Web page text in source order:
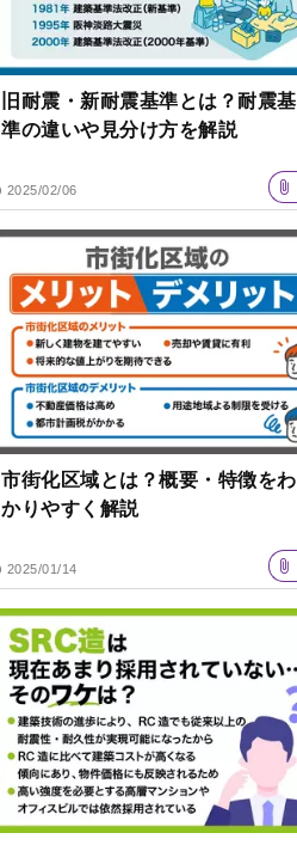
旧耐震・新耐震基準とは？耐震基
準の違いや見分け方を解説
2025/02/06
市街化区域とは？概要・特徴をわ
かりやすく解説
2025/01/14